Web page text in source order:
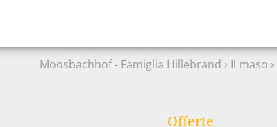
Moosbachhof - Famiglia Hillebrand › Il maso ›
Offerte